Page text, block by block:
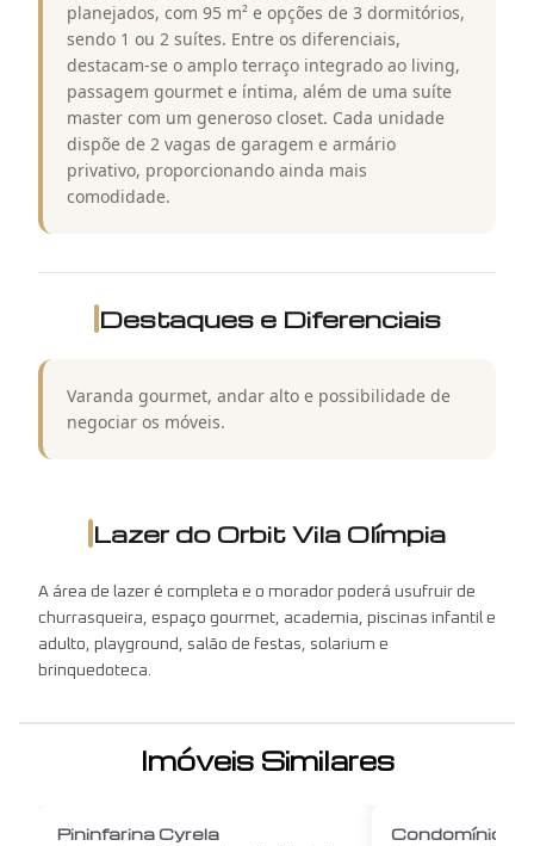
planejados, com 95 m² e opções de 3 dormitórios,
sendo 1 ou 2 suítes. Entre os diferenciais,
destacam-se o amplo terraço integrado ao living,
passagem gourmet e íntima, além de uma suíte
master com um generoso closet. Cada unidade
dispõe de 2 vagas de garagem e armário
privativo, proporcionando ainda mais
comodidade.
Destaques e Diferenciais
Varanda gourmet, andar alto e possibilidade de
negociar os móveis.
Lazer do Orbit Vila Olímpia
A área de lazer é completa e o morador poderá usufruir de
churrasqueira, espaço gourmet, academia, piscinas infantil e
adulto, playground, salão de festas, solarium e
brinquedoteca.
Imóveis Similares
Pininfarina Cyrela Condomínio